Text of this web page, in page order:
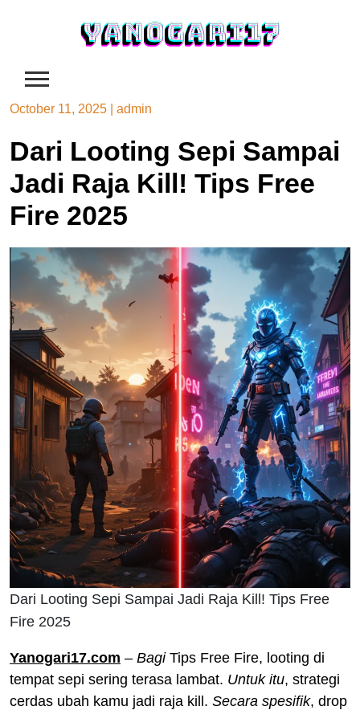
October 11, 2025 admin
Dari Looting Sepi Sampai
Jadi Raja Kill! Tips Free
Fire 2025
Dari Looting Sepi Sampai Jadi Raja Kill! Tips Free
Fire 2025
Yanogari17.com – BagiTips Free Fire, looting di
tempat sepi sering terasa lambat. Untuk itu, strategi
cerdas ubah kamu jadi raja kill. Secara spesifik, drop